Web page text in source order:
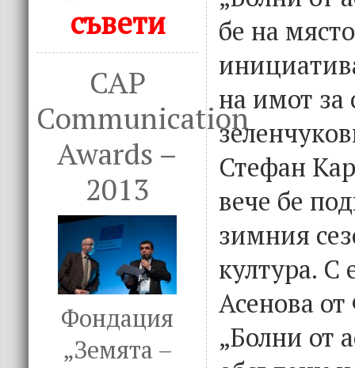
съвети
CAP
Communication
Awards –
2013
Фондация
„Земята –
бе на
на имот за
Стефан
вече бе
зимния
култура. С
Асенова
„Болни от